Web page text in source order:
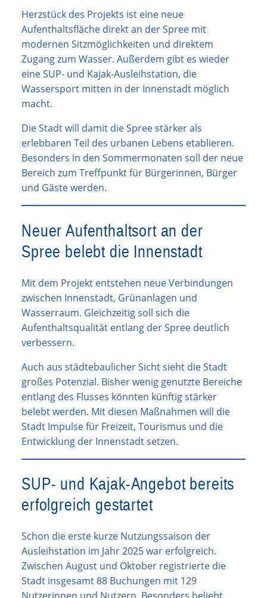
Herzstück des Projekts ist eine neue
Aufenthaltsfläche direkt an der Spree mit
modernen Sitzmöglichkeiten und direktem
Zugang zum Wasser. Außerdem gibt es wieder
eine SUP- und Kajak-Ausleihstation, die
Wassersport mitten in der Innenstadt möglich
macht.
Die Stadt will damit die Spree stärker als
erlebbaren Teil des urbanen Lebens etablieren.
Besonders in den Sommermonaten soll der neue
Bereich zum Treffpunkt für Bürgerinnen, Bürger
und Gäste werden.
Neuer Aufenthaltsort an der
Spree belebt die Innenstadt
Mit dem Projekt entstehen neue Verbindungen
zwischen Innenstadt, Grünanlagen und
Wasserraum. Gleichzeitig soll sich die
Aufenthaltsqualität entlang der Spree deutlich
verbessern.
Auch aus städtebaulicher Sicht sieht die Stadt
großes Potenzial. Bisher wenig genutzte Bereiche
entlang des Flusses könnten künftig stärker
belebt werden. Mit diesen Maßnahmen will die
Stadt Impulse für Freizeit, Tourismus und die
Entwicklung der Innenstadt setzen.
SUP- und Kajak-Angebot bereits
erfolgreich gestartet
Schon die erste kurze Nutzungssaison der
Ausleihstation im Jahr 2025 war erfolgreich.
Zwischen August und Oktober registrierte die
Stadt insgesamt 88 Buchungen mit 129